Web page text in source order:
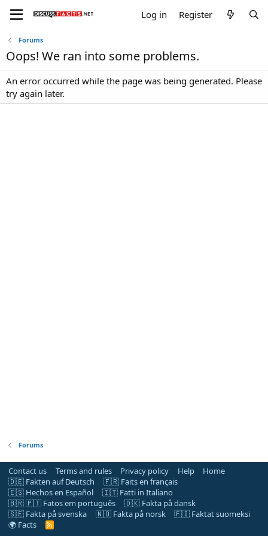
Log in Register
Forums
Oops! We ran into some problems.
An error occurred while the page was being generated. Please
try again later.
Forums
Contact us Terms and rules Privacy policy Help
Home
🇩🇪 Fakten auf Deutsch
🇫🇷 Faits en français
🇪🇸 Hechos en Español
🇮🇹 Fatti in Italiano
🇧🇷 🇵🇹 Fatos em português
🇩🇰 Fakta på dansk
🇸🇪 Fakta på svenska
🇳🇴 Fakta på norsk
🇫🇮 Faktat suomeksi
🌍 Facts
R